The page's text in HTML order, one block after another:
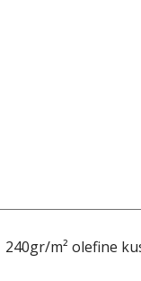
m² olefine